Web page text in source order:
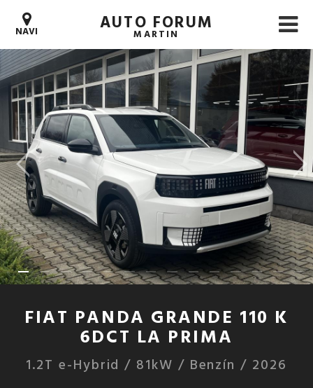
NAVI AUTO FORUM
MARTIN
FIAT PANDA GRANDE 110 K
6DCT LA PRIMA
1.2T e-Hybrid / 81kW / Benzín / 2026